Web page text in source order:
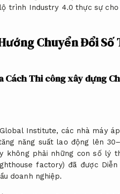
trình Industry 4.0 thực sự
Chuyển Đổi
Cách Thi công xây dựng
Institute, các nhà máy
năng suất lao động lên
không phải những con số
factory) đã được
doanh nghiệp.